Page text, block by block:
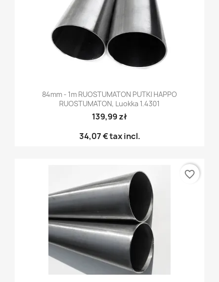
84mm - 1m RUOSTUMATON PUTKI HAPPO
RUOSTUMATON, Luokka 1.4301
139,99 zł
34,07 €tax incl.
favorite_border